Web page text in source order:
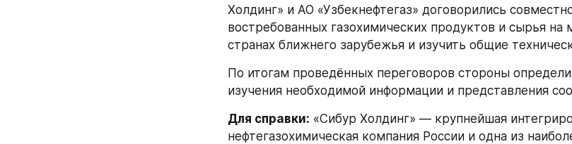
Холдинг» и АО «Узбекнефтегаз» договорились
востребованных газохимических продуктов и сырья
странах ближнего зарубежья и изучить общие
По итогам проведённых переговоров стороны
изучения необходимой информации и представления
Для справки: «Сибур Холдинг» — крупнейшая
нефтегазохимическая компания России и одна из